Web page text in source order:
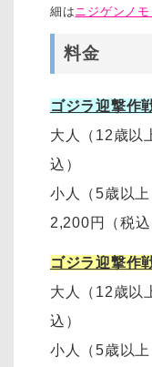
細は ニジゲンノ
料金
ゴジラ迎撃作
大人（12歳以
込）
小人（5歳以上
2,200円
（税込
ゴジラ迎撃作
大人（12歳以
込）
小人（5歳以上